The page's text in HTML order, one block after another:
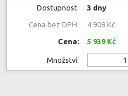
Dostupnost: 3 dny
Cena bez DPH: 4 908 Kč
Cena: 5 939 Kč
Množství: